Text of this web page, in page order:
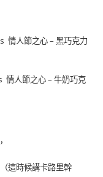
人節之心 – 黑巧克力
人節之心 – 牛奶巧克
這時候講卡路里幹